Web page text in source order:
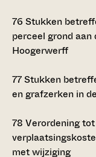
76 Stukken
perceel grond
Hoogerwerff
77Stukken
en grafzerken in
78 Verordening
met wijziging